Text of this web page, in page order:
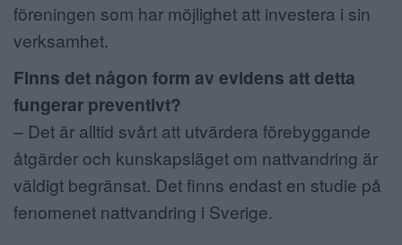
föreningen som har möjlighet att investera i sin
verksamhet.
Finns det någon form av evidens att detta
fungerar preventivt?
– Det är alltid svårt att utvärdera förebyggande
åtgärder och kunskapsläget om nattvandring är
väldigt begränsat. Det finns endast en studie på
fenomenet nattvandring i Sverige.